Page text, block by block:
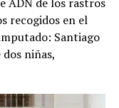
recogidos en el
Santiago
niñas,